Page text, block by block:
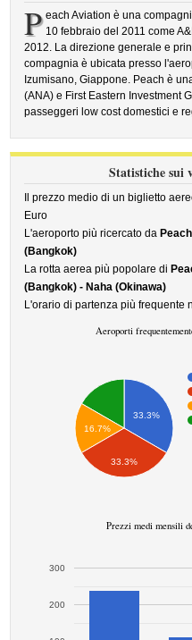
P each Aviation è una
10 febbraio del 2011 come
2012. La direzione generale e
compagnia è ubicata presso
Izumisano, Giappone. Peach è
(ANA) e First Eastern Investment
passeggeri low cost domestici e
Statistiche sui
Il prezzo medio di un biglietto
Euro
L'aeroporto più ricercato da
(Bangkok)
La rotta aerea più popolare di
(Bangkok) - Naha (Okinawa)
L'orario di partenza più frequente
Aeroporti
33.3%
16.7%
33.3%
Prezzi medi mensili
200
300